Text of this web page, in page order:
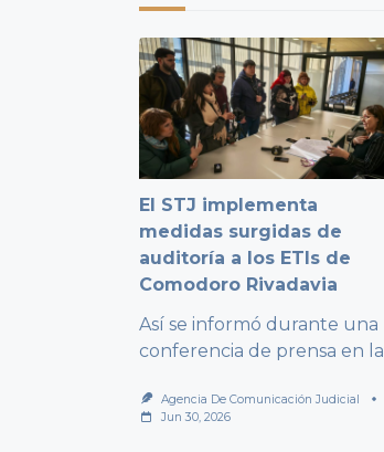
El STJ implementa
medidas surgidas de
auditoría a los ETIs de
Comodoro Rivadavia
Así se informó durante una
conferencia de prensa en la
Agencia De Comunicación Judicial
Jun 30, 2026